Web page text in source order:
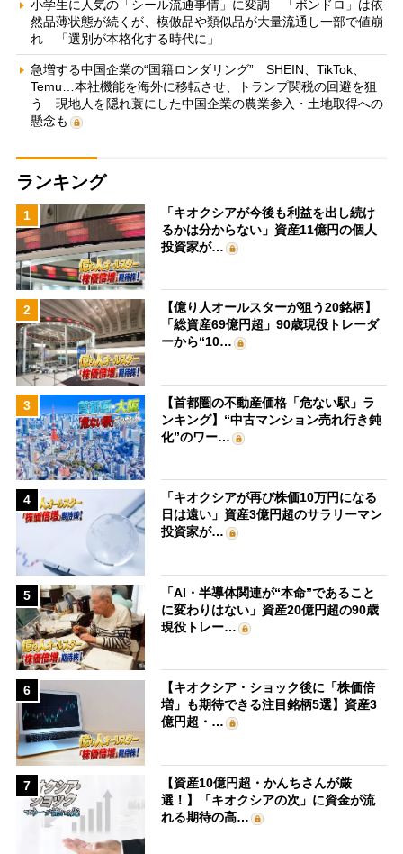
小学生に人気の「シール流通事情」に変調 「ボンドロ」は依
然品薄状態が続くが、模倣品や類似品が大量流通し一部で値崩
れ 「選別が本格化する時代に」
急増する中国企業の“国籍ロンダリング” SHEIN、TikTok、
Temu…本社機能を海外に移転させ、トランプ関税の回避を狙
う 現地人を隠れ蓑にした中国企業の農業参入・土地取得への
懸念も
ランキング
1
「キオクシアが今後も利益を出し続け
るかは分からない」資産11億円の個人
投資家が…
2
【億り人オールスターが狙う20銘柄】
「総資産69億円超」90歳現役トレーダ
ーから“10…
3
【首都圏の不動産価格「危ない駅」ラ
ンキング】“中古マンション売れ行き鈍
化”のワー…
4
「キオクシアが再び株価10万円になる
日は遠い」資産3億円超のサラリーマン
投資家が…
5
「AI・半導体関連が“本命”であること
に変わりはない」資産20億円超の90歳
現役トレー…
6
【キオクシア・ショック後に「株価倍
増」も期待できる注目銘柄5選】資産3
億円超・…
7
【資産10億円超・かんちさんが厳
選！】「キオクシアの次」に資金が流
れる期待の高…